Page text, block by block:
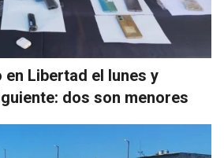
en Libertad el lunes y
dos son menores